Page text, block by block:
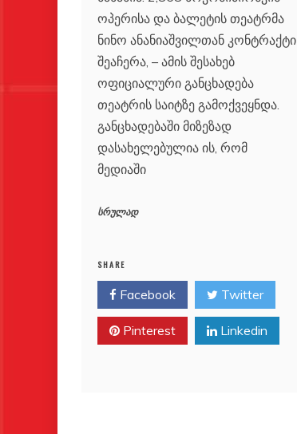
ოპერისა და ბალეტის თეატრმა
ნინო ანანიაშვილთან კონტრაქტი
შეაჩერა, – ამის შესახებ
ოფიციალური განცხადება
თეატრის საიტზე გამოქვეყნდა.
განცხადებაში მიზეზად
დასახელებულია ის, რომ
მედიაში
სრულად
SHARE
Facebook Twitter
Pinterest Linkedin